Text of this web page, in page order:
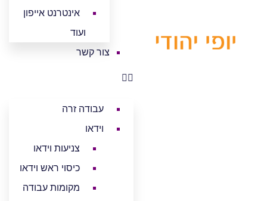
אינטרנט אייפון
ועוד
צור קשר
עבודה זרה
וידאו
צניעות וידאו
כיסוי ראש וידאו
מקומות עבודה